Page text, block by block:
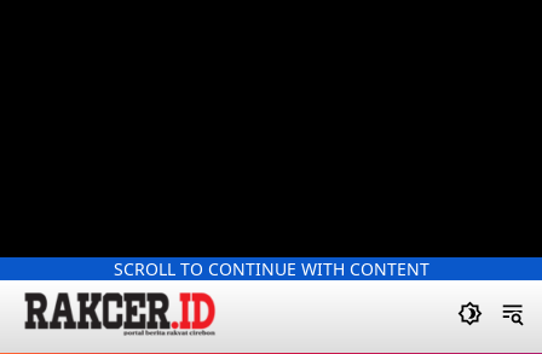
SCROLL TO CONTINUE WITH CONTENT